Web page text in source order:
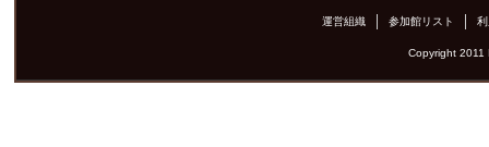
運営組織 参加館リスト
Copyright 2011